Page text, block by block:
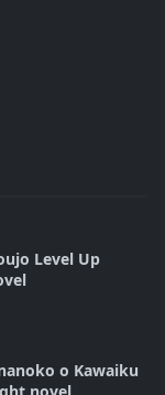
Level Up
o Kawaiku